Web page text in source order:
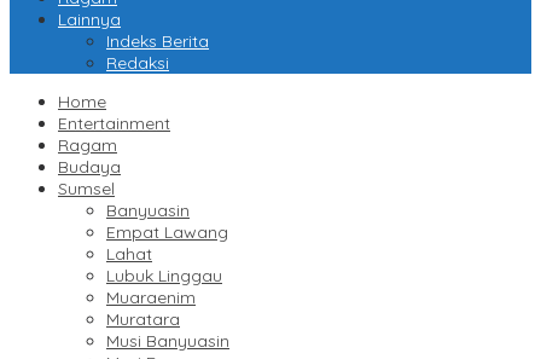
Lainnya
Indeks Berita
Redaksi
Home
Entertainment
Ragam
Budaya
Sumsel
Banyuasin
Empat Lawang
Lahat
Lubuk Linggau
Muaraenim
Muratara
Musi Banyuasin